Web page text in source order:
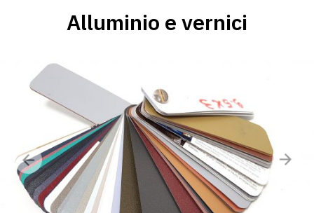
Alluminio e vernici